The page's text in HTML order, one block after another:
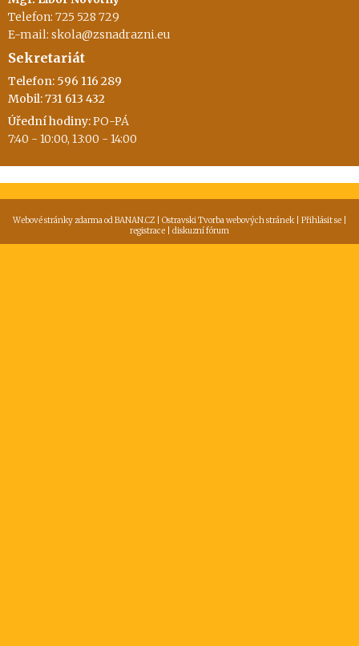
Telefon: 725 528 729
E-mail: skola@zsnadrazni.eu
Sekretariát
Telefon: 596 116 289
Mobil: 731 613 432
Úřední hodiny:PO-PÁ
7:40 - 10:00, 13:00 - 14:00
Webové stránky zdarmaodBANAN.CZ| Ostravski Tvorba webových stránek Přihlásit se
registrace
diskuzní fórum